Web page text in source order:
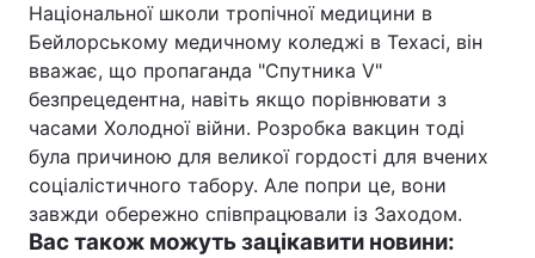
Національної школи тропічної медицини в
Бейлорському медичному коледжі в Техасі, він
вважає, що пропаганда "Спутника V"
безпрецедентна, навіть якщо порівнювати з
часами Холодної війни. Розробка вакцин тоді
була причиною для великої гордості для вчених
соціалістичного табору. Але попри це, вони
завжди обережно співпрацювали із Заходом.
Вас також можуть зацікавити новини: